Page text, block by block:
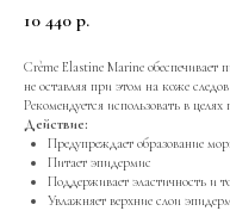
10 440 р.
Crème Elastine Marine
не оставляя при этом на коже
Рекомендуется использовать в
Действие:
Предупреждает образование
Питает эпидермис
Поддерживает эластичность и
Увлажняет верхние слои